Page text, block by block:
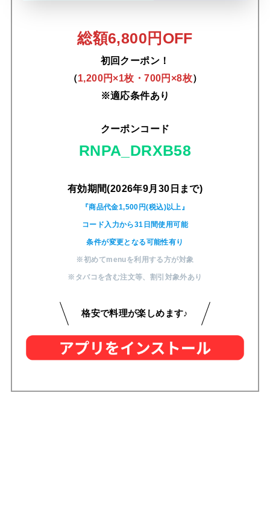
総額6,800円OFF
初回クーポン！
（1,200円×1枚・700円×8枚）
※適応条件あり
クーポンコード
RNPA_DRXB58
有効期間(2026年9月30日まで)
『商品代金1,500円(税込)以上』
コード入力から31日間使用可能
条件が変更となる可能性有り
※初めてmenuを利用する方が対象
※タバコを含む注文等、 割引対象外あり
格安で料理が楽しめます♪